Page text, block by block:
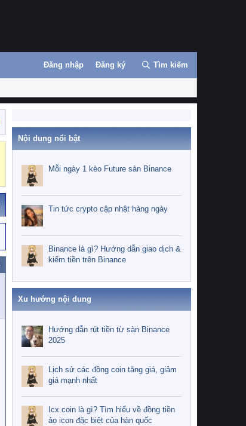
Đăng nhập Đăng ký Tìm kiếm
Nội dung nổi bật
Mỗi ngày 1 kèo Future sàn Binance
Tin tức crypto cập nhật hàng ngày
Binance là gì? Hướng dẫn giao dịch &
kiếm tiền trên Binance
Xu hướng nội dung
Hướng dẫn rút tiền từ sàn Binance
2025
Lịch sử các đồng coin tăng giá, giảm
giá mạnh nhất
Icx coin là gì? Tìm hiểu về đồng tiền
ảo icon đặc biệt của hàn quốc